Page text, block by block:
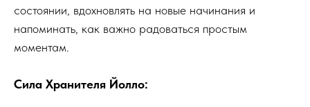
состоянии, вдохновлять на новые начинания и
напоминать, как важно радоваться простым
моментам.
Сила Хранителя Йолло: